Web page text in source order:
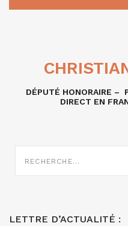
DÉPUTÉ HONORAIRE –
DIRECT EN
SUR
LETTRE D’ACTUALITÉ :